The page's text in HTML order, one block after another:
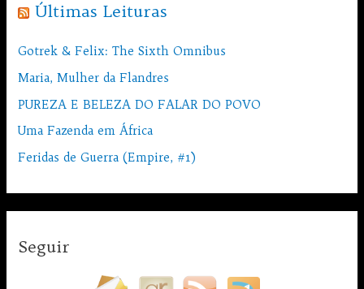
Últimas Leituras
Gotrek & Felix: The Sixth Omnibus
Maria, Mulher da Flandres
PUREZA E BELEZA DO FALAR DO POVO
Uma Fazenda em África
Feridas de Guerra (Empire, #1)
Seguir